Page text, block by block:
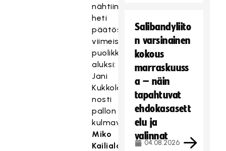
nähtiin
heti
päätösjakson
viimeisen
puolikkaan
aluksi:
Jani
Kukkola
nosti
pallon
kulmavapaalyönnistä
Miko
Kailialalle
Salibandyliito
n varsinainen
kokous
marraskuuss
a – näin
tapahtuvat
ehdokasasett
elu ja
valinnat
04.08.2026